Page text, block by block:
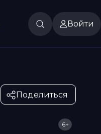
Войти
Поделиться
6+